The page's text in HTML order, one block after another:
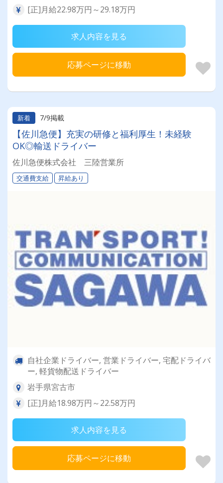
[正]月給22.98万円～29.18万円
求人内容を見る
応募ページに移動
新着 7/9掲載
【佐川急便】充実の研修と福利厚生！未経験
OK◎輸送ドライバー
佐川急便株式会社 三陸営業所
交通費支給 昇給あり
自社企業ドライバー, 営業ドライバー, 宅配ドライバ
ー, 軽貨物配送ドライバー
岩手県宮古市
[正]月給18.98万円～22.58万円
求人内容を見る
応募ページに移動